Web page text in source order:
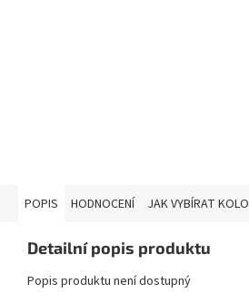
POPIS HODNOCENÍ JAK VYBÍRAT KOLO
Detailní popis produktu
Popis produktu není dostupný